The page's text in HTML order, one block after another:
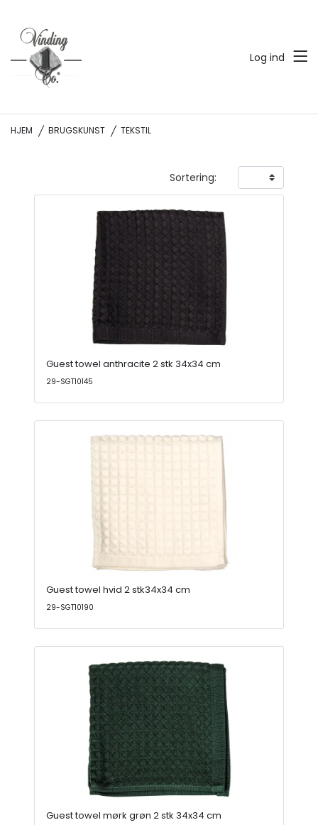
Log ind
HJEM BRUGSKUNST TEKSTIL
Sortering:
Guest towel anthracite 2 stk 34x34 cm
29-SGT10145
Guest towel hvid 2 stk34x34 cm
29-SGT10190
Guest towel mørk grøn 2 stk 34x34 cm